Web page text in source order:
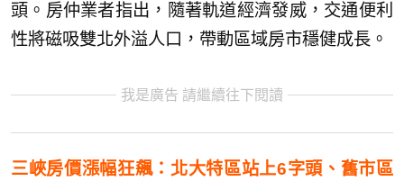
頭。房仲業者指出，隨著軌道經濟發威，交通便利
性將磁吸雙北外溢人口，帶動區域房市穩健成長。
我是廣告 請繼續往下閱讀
三峽房價漲幅狂飆：北大特區站上6字頭、舊市區